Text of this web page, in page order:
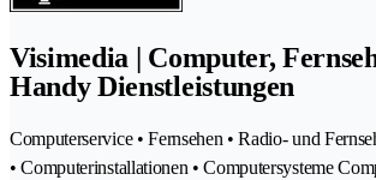
Visimedia | Computer,
Handy Dienstleistungen
Computerservice • Fernsehen • Radio- und
• Computerinstallationen • Computersysteme